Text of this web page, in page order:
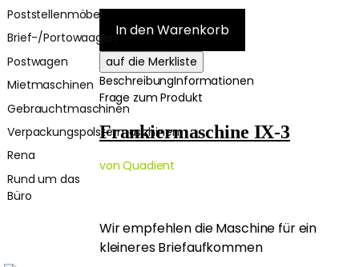
BeschreibungInformationen
Frage zum Produkt
Frankiermaschine IX-3
von Quadient
Wir empfehlen die Maschine für ein
kleineres Briefaufkommen
Poststellenmöbel
Brief-/Portowaagen
Postwagen
Mietmaschinen
Gebrauchtmaschinen
Verpackungspolstermaschinen
Rena
Rund um das
Büro